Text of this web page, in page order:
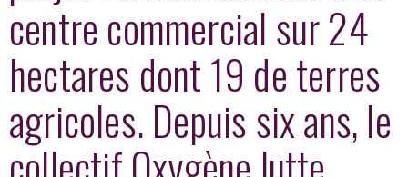
centre commercial sur 24
hectares dont 19 de terres
agricoles. Depuis six ans, le